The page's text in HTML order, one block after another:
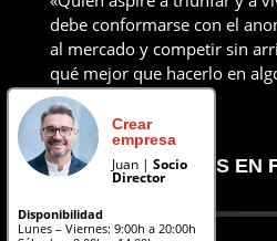
debe conformarse con el
al mercado y competir sin
qué mejor que hacerlo en
uno mismo?»
SÍGANOS EN
Crear
empresa
Juan | Socio
Director
Disponibilidad
Lunes – Viernes: 9:00h a 20:00h